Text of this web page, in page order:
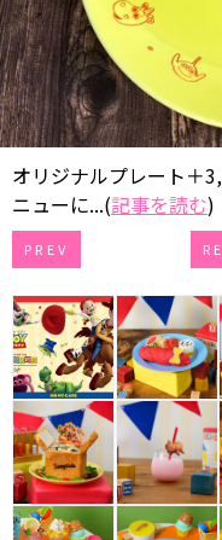
オリジナルプレート＋
ニューに...(記事を読む)
PREV